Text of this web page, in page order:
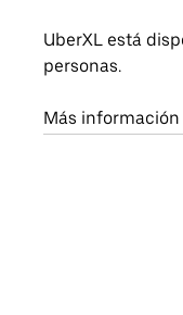
UberXL está
personas.
Más información